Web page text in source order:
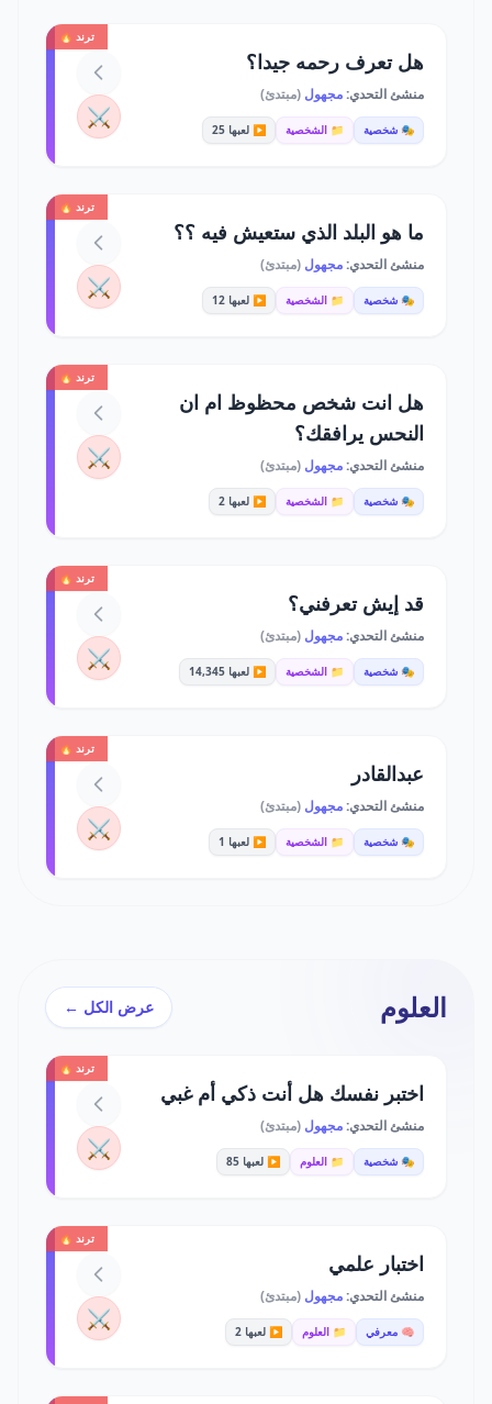
ترند 🔥
هل تعرف رحمه جيدا؟
منشئ التحدي:مجهول (مبتدئ)
🎭 شخصية 📁 الشخصية ▶️ لعبها 25 ⚔️
ترند 🔥
ما هو البلد الذي ستعيش فيه ؟؟
منشئ التحدي:مجهول (مبتدئ)
🎭 شخصية 📁 الشخصية ▶️ لعبها 12 ⚔️
ترند 🔥
هل انت شخص محظوظ ام ان
النحس يرافقك؟
منشئ التحدي:مجهول (مبتدئ)
🎭 شخصية 📁 الشخصية ▶️ لعبها 2
⚔️
ترند 🔥
قد إيش تعرفني؟
منشئ التحدي:مجهول (مبتدئ)
🎭 شخصية 📁 الشخصية ▶️ لعبها 14,345 ⚔️
ترند 🔥
عبدالقادر
منشئ التحدي:مجهول (مبتدئ)
🎭 شخصية 📁 الشخصية ▶️ لعبها 1 ⚔️
العلوم عرض الكل ←
ترند 🔥
اختبر نفسك هل أنت ذكي أم غبي
منشئ التحدي:مجهول (مبتدئ)
🎭 شخصية 📁 العلوم ▶️ لعبها 85 ⚔️
ترند 🔥
اختبار علمي
منشئ التحدي:مجهول (مبتدئ)
🧠 معرفي 📁 العلوم ▶️ لعبها 2 ⚔️